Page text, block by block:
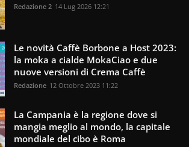
Redazione 2 14 Lug 2026 12:21
Le novità Caffè Borbone a Host 2023:
la moka a cialde MokaCiao e due
nuove versioni di Crema Caffè
Redazione 12 Ottobre 2023 11:22
La Campania è la regione dove si
mangia meglio al mondo, la capitale
mondiale del cibo è Roma